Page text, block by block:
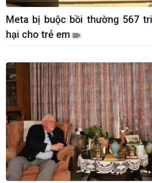
Meta bị buộc bồi thường 567
hại cho trẻ em